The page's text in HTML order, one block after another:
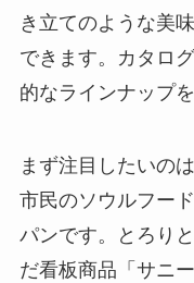
き立てのような美
できます。カタロ
的なラインナップ
まず注目したいの
市民のソウルフー
パンです。とろり
だ看板商品「サニ